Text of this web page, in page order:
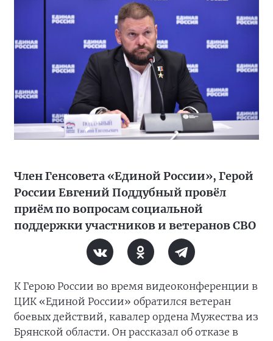
Член Генсовета «Единой России», Герой
России Евгений Поддубный провёл
приём по вопросам социальной
поддержки участников и ветеранов СВО
К Герою России во время видеоконференции в
ЦИК «Единой России» обратился ветеран
боевых действий, кавалер ордена Мужества из
Брянской области. Он рассказал об отказе в